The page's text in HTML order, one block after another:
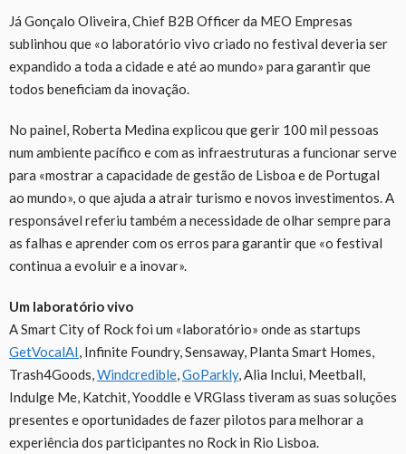
Já Gonçalo Oliveira, Chief B2B Officer da MEO Empresas
sublinhou que «o laboratório vivo criado no festival deveria ser
expandido a toda a cidade e até ao mundo» para garantir que
todos beneficiam da inovação.
No painel, Roberta Medina explicou que gerir 100 mil pessoas
num ambiente pacífico e com as infraestruturas a funcionar serve
para «mostrar a capacidade de gestão de Lisboa e de Portugal
ao mundo», o que ajuda a atrair turismo e novos investimentos. A
responsável referiu também a necessidade de olhar sempre para
as falhas e aprender com os erros para garantir que «o festival
continua a evoluir e a inovar».
Um laboratório vivo
A Smart City of Rock foi um «laboratório» onde as startups
GetVocalAI, Infinite Foundry, Sensaway, Planta Smart Homes,
Trash4Goods,Windcredible,GoParkly, Alia Inclui, Meetball,
Indulge Me, Katchit, Yooddle e VRGlass tiveram as suas soluções
presentes e oportunidades de fazer pilotos para melhorar a
experiência dos participantes no Rock in Rio Lisboa.